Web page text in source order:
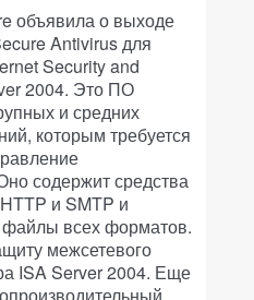
объявила о выходе
Antivirus для
Security and
2004. Это ПО
и средних
которым требуется
содержит средства
и SMTP и
всех форматов.
межсетевого
ISA Server 2004. Еще